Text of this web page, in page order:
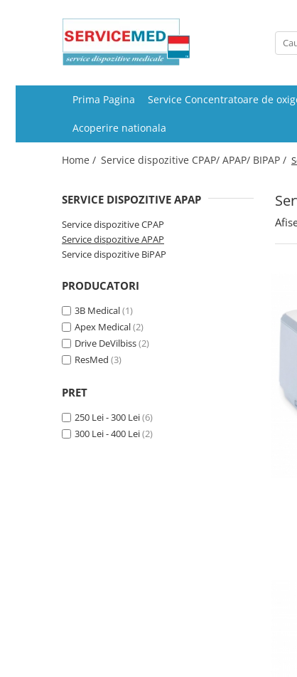
Service Concentratoare de oxigen
Service dispozitive CPAP/ APAP/ BIPAP
Service dispozitive APAP
Service dispozitive BiPAP
Prima Pagina Service Concentratoare de
Acoperire nationala
Home / Service dispozitive CPAP/ APAP/ BIPAP /
SERVICE DISPOZITIVE APAP
Service dispozitive CPAP
Service dispozitive APAP
Service dispozitive BiPAP
PRODUCATORI
3B Medical(1)
Apex Medical(2)
Drive DeVilbiss(2)
ResMed (3)
PRET
250 Lei - 300 Lei(6)
300 Lei - 400 Lei(2)